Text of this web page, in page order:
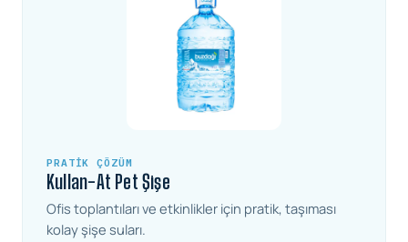
PRATIK ÇÖZÜM
Kullan-At Pet Şişe
Ofis toplantıları ve etkinlikler için pratik, taşıması
kolay şişe suları.